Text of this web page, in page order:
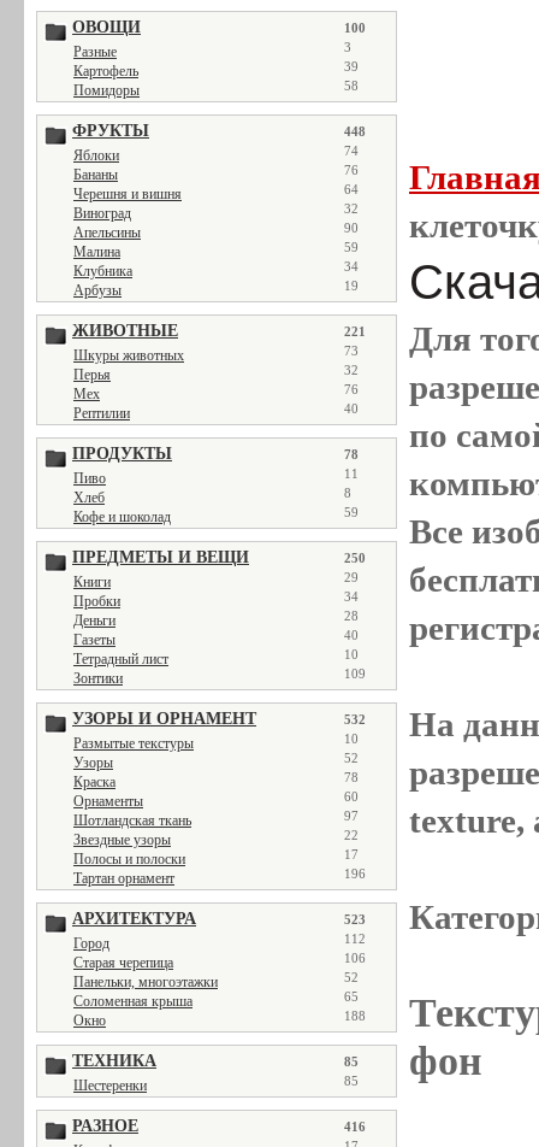
ОВОЩИ 100
Разные 3
Картофель 39
Помидоры 58
ФРУКТЫ 448
Яблоки 74
Бананы 76
Черешня и вишня 64
Виноград 32
Апельсины 90
Малина 59
Клубника 34
Арбузы 19
ЖИВОТНЫЕ 221
Шкуры животных 73
Перья 32
Мех 76
Рептилии 40
ПРОДУКТЫ 78
Пиво 11
Хлеб 8
Кофе и шоколад 59
ПРЕДМЕТЫ И ВЕЩИ 250
Книги 29
Пробки 34
Деньги 28
Газеты 40
Тетрадный лист 10
Зонтики 109
УЗОРЫ И ОРНАМЕНТ 532
Размытые текстуры 10
Узоры 52
Краска 78
Орнаменты 60
Шотландская ткань 97
Звездные узоры 22
Полосы и полоски 17
Тартан орнамент 196
АРХИТЕКТУРА 523
Город 112
Старая черепица 106
Панельки, многоэтажки 52
Соломенная крыша 65
Окно 188
ТЕХНИКА 85
Шестеренки 85
РАЗНОЕ 416
Для
по
Все
На
texture,
фон